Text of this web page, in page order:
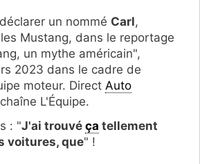
un nommé Carl,
Mustang, dans le reportage
un mythe américain",
2023 dans le cadre de
moteur. Direct Auto
L'Équipe.
: "J'ai trouvé ça tellement
voitures, que" !